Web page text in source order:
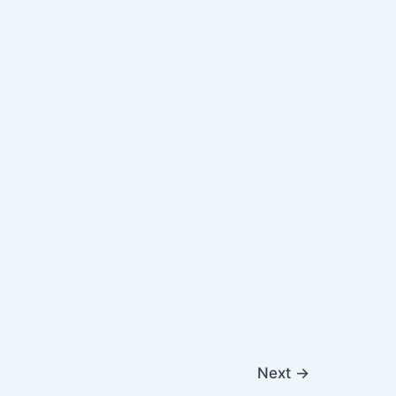
Next →